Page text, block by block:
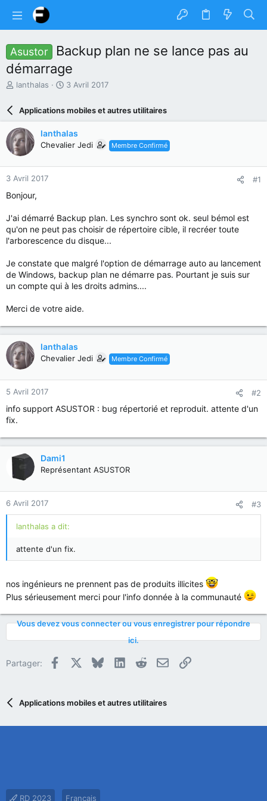
Asustor
Backup plan ne se lance pas au
démarrage
A
e
u
r
d
u
s
u
t
lanthalas
D
e
e
d
b
3 Avril 2017
Applications mobiles et autres utilitaires
lanthalas
Chevalier Jedi Membre Confirmé
3 Avril 2017 #1
Bonjour,
J'ai démarré Backup plan. Les synchro sont ok. seul bémol est
qu'on ne peut pas choisir de répertoire cible, il recréer toute
l'arborescence du disque...
Je constate que malgré l'option de démarrage auto au lancement
de Windows, backup plan ne démarre pas. Pourtant je suis sur
un compte qui à les droits admins....
Merci de votre aide.
lanthalas
Chevalier Jedi Membre Confirmé
5 Avril 2017 #2
info support ASUSTOR : bug répertorié et reproduit. attente d'un
fix.
Dami1
Représentant ASUSTOR
6 Avril 2017 #3
lanthalas a dit:
attente d'un fix.
nos ingénieurs ne prennent pas de produits illicites
Plus sérieusement merci pour l'info donnée à la communauté
Vous devez vous connecter ou vous enregistrer pour répondre
ici.
Partager: Facebook BlueskyLinkedInRedditE-mailLien
Applications mobiles et autres utilitaires
RD 2023 Français